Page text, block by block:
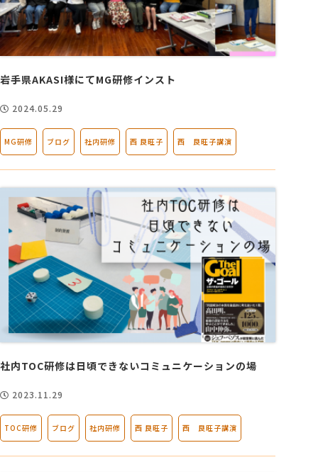
岩手県AKASI様にてMG研修インスト
2024.05.29
MG研修 ブログ 社内研修 西 良旺子 西 良旺子講演
社内TOC研修は日頃できないコミュニケーションの場
2023.11.29
TOC研修 ブログ 社内研修 西 良旺子 西 良旺子講演